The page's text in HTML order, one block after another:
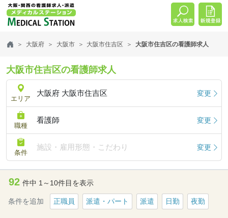
大阪府 大阪市 大阪市住吉区 大阪市住吉区の看護師求人
大阪市住吉区の看護師求人
エリア
大阪府 大阪市住吉区 変更
職種
看護師 変更
条件
施設・雇用形態・こだわり 変更
92 件中 1～10件目を表示
条件を追加 正職員 派遣・パート 派遣 日勤 夜勤